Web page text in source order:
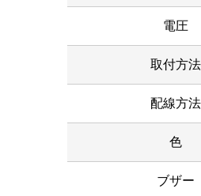
電圧
取付方法
配線方法
色
ブザー